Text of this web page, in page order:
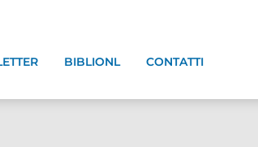
BIBLIONL CONTATTI